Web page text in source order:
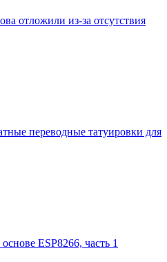
отложили из-за отсутствия
переводные татуировки для
ESP8266, часть 1